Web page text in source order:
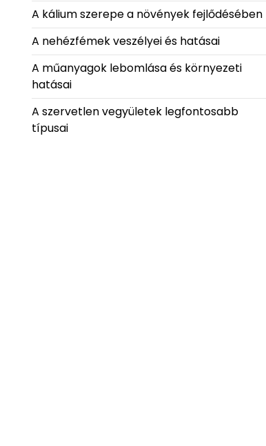
A kálium szerepe a növények fejlődésében
A nehézfémek veszélyei és hatásai
A műanyagok lebomlása és környezeti
hatásai
A szervetlen vegyületek legfontosabb
típusai